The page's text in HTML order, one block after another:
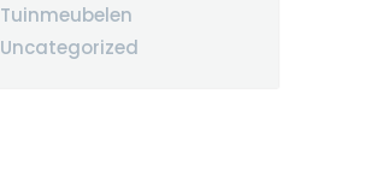
Tuinmeubelen
Uncategorized